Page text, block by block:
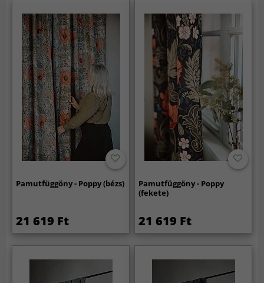
Pamutfüggöny - Poppy (bézs)
21 619 Ft
Pamutfüggöny - Poppy
(fekete)
21 619 Ft